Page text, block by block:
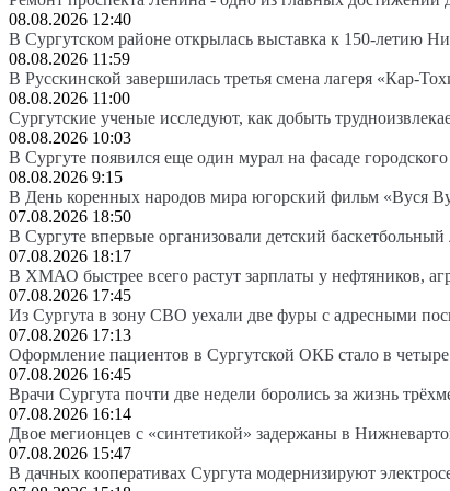
08.08.2026 12:40
В Сургутском районе открылась выставка к 150-летию
08.08.2026 11:59
В Русскинской завершилась третья смена лагеря «Кар-
08.08.2026 11:00
Сургутские ученые исследуют, как добыть
08.08.2026 10:03
В Сургуте появился еще один мурал на фасаде
08.08.2026 9:15
В День коренных народов мира югорский фильм «Вуся
07.08.2026 18:50
В Сургуте впервые организовали детский баскетбольный
07.08.2026 18:17
В ХМАО быстрее всего растут зарплаты у нефтяников,
07.08.2026 17:45
Из Сургута в зону СВО уехали две фуры с адресными
07.08.2026 17:13
Оформление пациентов в Сургутской ОКБ стало в четыре
07.08.2026 16:45
Врачи Сургута почти две недели боролись за жизнь
07.08.2026 16:14
Двое мегионцев с «синтетикой» задержаны в
07.08.2026 15:47
В дачных кооперативах Сургута модернизируют